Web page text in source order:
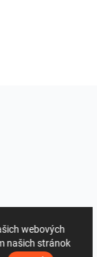
webových
našich stránok